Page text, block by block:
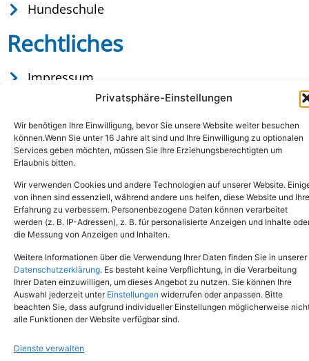
Privatsphäre-Einstellungen
Wir benötigen Ihre Einwilligung, bevor Sie unsere Website weiter besuchen
können.Wenn Sie unter 16 Jahre alt sind und Ihre Einwilligung zu optionalen
Services geben möchten, müssen Sie Ihre Erziehungsberechtigten um
Erlaubnis bitten.
Wir verwenden Cookies und andere Technologien auf unserer Website.
von ihnen sind essenziell, während andere uns helfen, diese Website und Ihre
Erfahrung zu verbessern. Personenbezogene Daten können verarbeitet
werden (z. B. IP-Adressen), z. B. für personalisierte Anzeigen und Inhalte
die Messung von Anzeigen und Inhalten.
Weitere Informationen über die Verwendung Ihrer Daten finden Sie in unserer
Datenschutzerklärung. Es besteht keine Verpflichtung, in die Verarbeitung
Ihrer Daten einzuwilligen, um dieses Angebot zu nutzen. Sie können Ihre
Auswahl jederzeit unter Einstellungen widerrufen oder anpassen. Bitte
beachten Sie, dass aufgrund individueller Einstellungen möglicherweise
alle Funktionen der Website verfügbar sind.
Dienste verwalten
Hundeschule
Rechtliches
Impressum
Datenschutz
Copyright © 2024. Alle Rechte vorbehalten.
Tel.: (02651) - 77438info@tierheim-mayen.de
In der Pluns 1, 56727 Mayen